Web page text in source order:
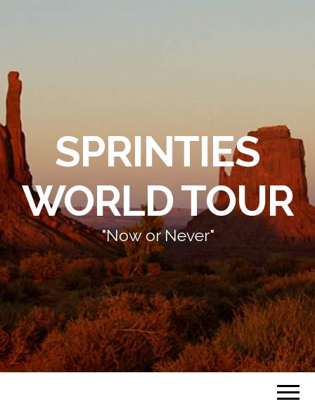
SPRINTIES
WORLD TOUR
"Now or Never"